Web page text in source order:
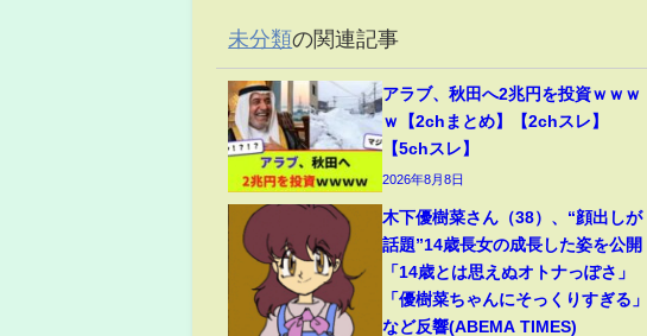
未分類の関連記事
アラブ、秋田へ2兆円を投資ｗｗｗ
ｗ【2chまとめ】【2chスレ】
【5chスレ】
2026年8月8日
木下優樹菜さん（38）、“顔出しが
話題”14歳長女の成長した姿を公開
「14歳とは思えぬオトナっぽさ」
「優樹菜ちゃんにそっくりすぎる」
など反響(ABEMA TIMES)